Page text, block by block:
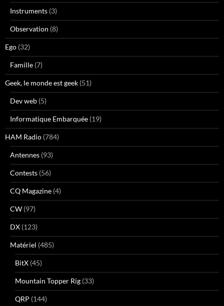
Instruments (3)
Observation (8)
Ego (32)
Famille (7)
Geek, le monde est geek (51)
Dev web (5)
Informatique Embarquée (19)
HAM Radio (784)
Antennes (93)
Contests (56)
CQ Magazine (4)
CW (97)
DX (123)
Matériel (485)
BitX (45)
Mountain Topper Rig (33)
QRP (144)